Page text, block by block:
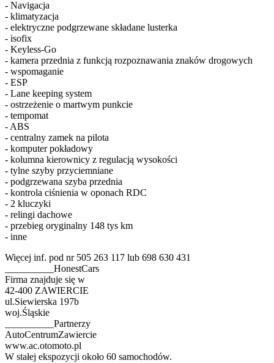
- Navigacja
- klimatyzacja
- elektryczne podgrzewane składane lusterka
- isofix
- Keyless-Go
- kamera przednia z funkcją rozpoznawania znaków drogowych
- wspomaganie
- ESP
- Lane keeping system
- ostrzeżenie o martwym punkcie
- tempomat
- ABS
- centralny zamek na pilota
- komputer pokładowy
- kolumna kierownicy z regulacją wysokości
- tylne szyby przyciemniane
- podgrzewana szyba przednia
- kontrola ciśnienia w oponach RDC
- 2 kluczyki
- relingi dachowe
- przebieg oryginalny 148 tys km
- inne
Więcej inf. pod nr 505 263 117 lub 698 630 431
__________HonestCars
Firma znajduje się w
42-400 ZAWIERCIE
ul.Siewierska 197b
woj.Śląskie
__________Partnerzy
AutoCentrumZawiercie
www.ac.otomoto.pl
W stałej ekspozycji około 60 samochodów.